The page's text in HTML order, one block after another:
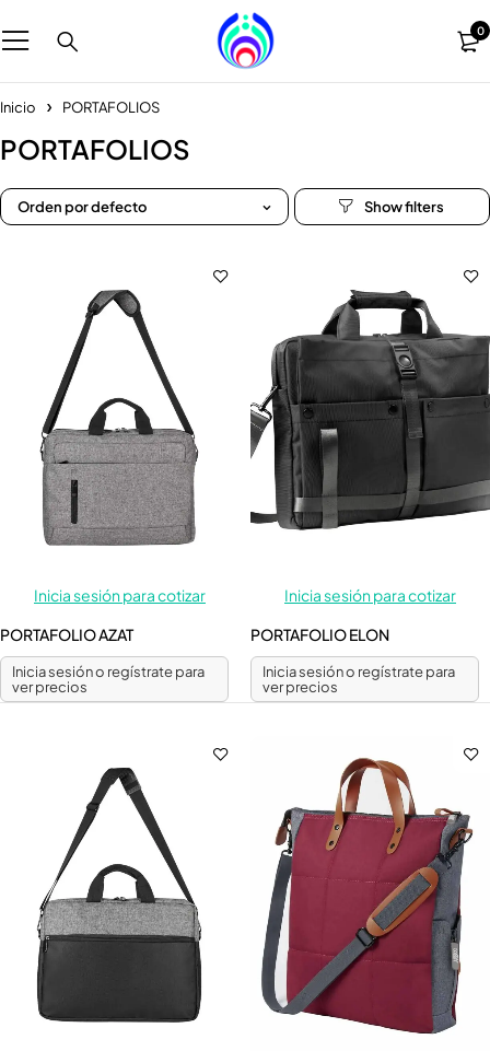
0
Inicio PORTAFOLIOS
PORTAFOLIOS
Orden por defecto
Inicia sesión para cotizar
PORTAFOLIO AZAT
Inicia sesión o regístrate para
ver precios
Inicia sesión para cotizar
PORTAFOLIO ELON
Inicia sesión o regístrate para
ver precios